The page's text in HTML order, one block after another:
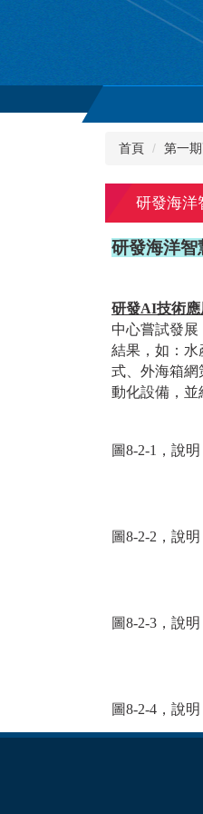
內
首頁 第一
研發海洋
研發海洋智
研發AI技術應
中心嘗試發
結果，如：水
式、外海箱網
動化設備，並
圖8-2-1，說
圖8-2-2，說
圖8-2-3，說
圖8-2-4，說